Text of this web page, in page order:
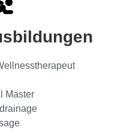
Master